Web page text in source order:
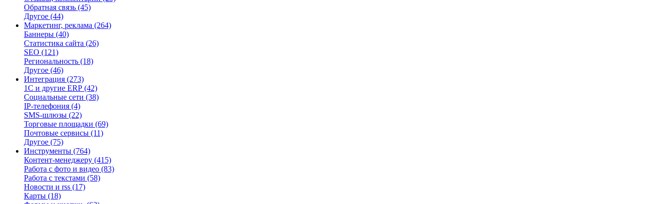
Обратная связь (45)
Другое (44)
Маркетинг, реклама (264)
Баннеры (40)
Статистика сайта (26)
SEO (121)
Региональность (18)
Другое (46)
Интеграция (273)
1С и другие ERP (42)
Социальные сети (38)
IP-телефония (4)
SMS-шлюзы (22)
Торговые площадки (69)
Почтовые сервисы (11)
Другое (75)
Инструменты (764)
Контент-менеджеру (415)
Работа с фото и видео (83)
Работа с текстами (58)
Новости и rss (17)
Карты (18)